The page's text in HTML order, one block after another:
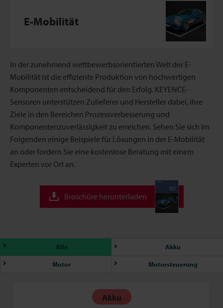
E-Mobilität
In der zunehmend wettbewerbsorientierten Welt der E-
Mobilität ist die effiziente Produktion von hochwertigen
Komponenten entscheidend für den Erfolg. KEYENCE-
Sensoren unterstützen Zulieferer und Hersteller dabei, ihre
Ziele in den Bereichen Prozessverbesserung und
Komponentenzuverlässigkeit zu erreichen. Sehen Sie sich im
Folgenden einige Beispiele für Lösungen in der E-Mobilität
an oder fordern Sie eine kostenlose Beratung mit einem
Experten vor Ort an.
Broschüre herunterladen
Alle Akku
Motor Motorsteuerung
Akku